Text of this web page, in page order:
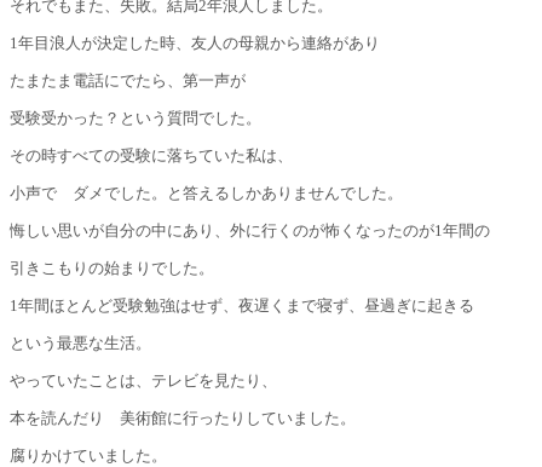
それでもまた、失敗。結局2年浪人しました。
1年目浪人が決定した時、友人の母親から連絡があり
たまたま電話にでたら、第一声が
受験受かった？という質問でした。
その時すべての受験に落ちていた私は、
小声で ダメでした。と答えるしかありませんでした。
悔しい思いが自分の中にあり、外に行くのが怖くなったのが1年間の
引きこもりの始まりでした。
1年間ほとんど受験勉強はせず、夜遅くまで寝ず、昼過ぎに起きる
という最悪な生活。
やっていたことは、テレビを見たり、
本を読んだり 美術館に行ったりしていました。
腐りかけていました。